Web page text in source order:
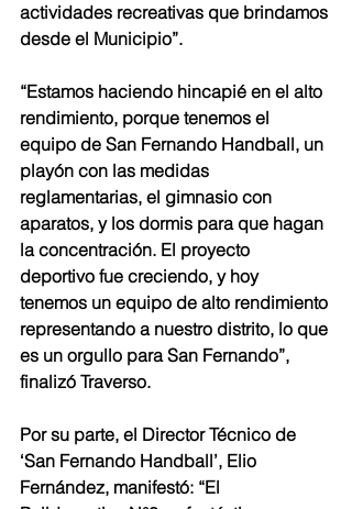
actividades recreativas que brindamos
desde el Municipio”.
“Estamos haciendo hincapié en el alto
rendimiento, porque tenemos el
equipo de San Fernando Handball, un
playón con las medidas
reglamentarias, el gimnasio con
aparatos, y los dormis para que hagan
la concentración. El proyecto
deportivo fue creciendo, y hoy
tenemos un equipo de alto rendimiento
representando a nuestro distrito, lo que
es un orgullo para San Fernando”,
finalizó Traverso.
Por su parte, el Director Técnico de
‘San Fernando Handball’, Elio
Fernández, manifestó: “El